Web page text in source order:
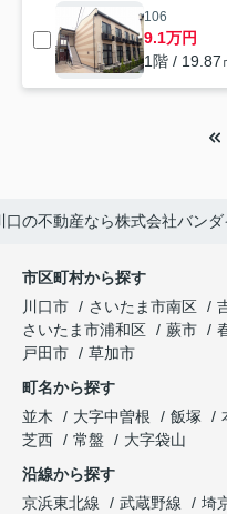
106
9.1万円
1階 / 19.87
口の不動産なら株式会社バンダ
市区町村から探す
川口市
さいたま市南区
さいたま市浦和区
蕨市
戸田市
草加市
町名から探す
並木
大字中曽根 飯塚
芝西
常盤
大字袋山
沿線から探す
京浜東北線
武蔵野線 埼